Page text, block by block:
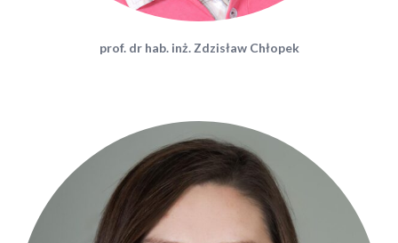
prof. dr hab. inż. Zdzisław Chłopek